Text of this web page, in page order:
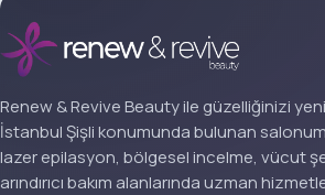
Renew & Revive Beauty ile güzelliğinizi
İstanbul Şişli konumunda bulunan
lazer epilasyon, bölgesel incelme, vücut
arındırıcı bakım alanlarında uzman